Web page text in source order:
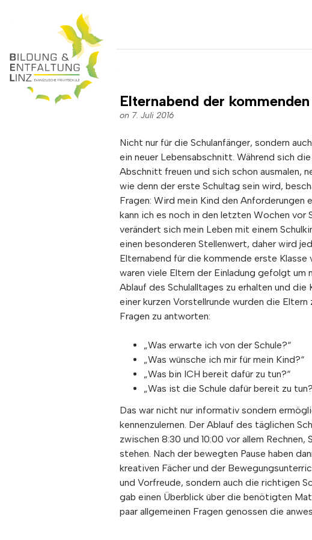
Elternabend der
on 7. Juli 2016
Nicht nur für die Schulanfänger, sondern
ein neuer Lebensabschnitt. Während sich
Abschnitt freuen und sich schon ausmalen,
wie denn der erste Schultag sein wird,
Fragen: Wird mein Kind den Anforderungen
kann ich es noch in den letzten Wochen vor
verändert sich mein Leben mit einem
einen besonderen Stellenwert, daher wird
Elternabend für die kommende erste
waren viele Eltern der Einladung gefolgt um
Ablauf des Schulalltages zu erhalten und die
einer kurzen Vorstellrunde wurden die
Fragen zu antworten:
„Was erwarte ich von der Schule?“
„Was wünsche ich mir für mein Kind?“
„Was bin ICH bereit dafür zu tun?“
„Was ist die Schule dafür bereit zu
Das war nicht nur informativ sondern
kennenzulernen. Der Ablauf des täglichen
zwischen 8:30 und 10:00 vor allem
stehen. Nach der bewegten Pause haben
kreativen Fächer und der
und Vorfreude, sondern auch die richtigen
gab einen Überblick über die benötigten
paar allgemeinen Fragen genossen die